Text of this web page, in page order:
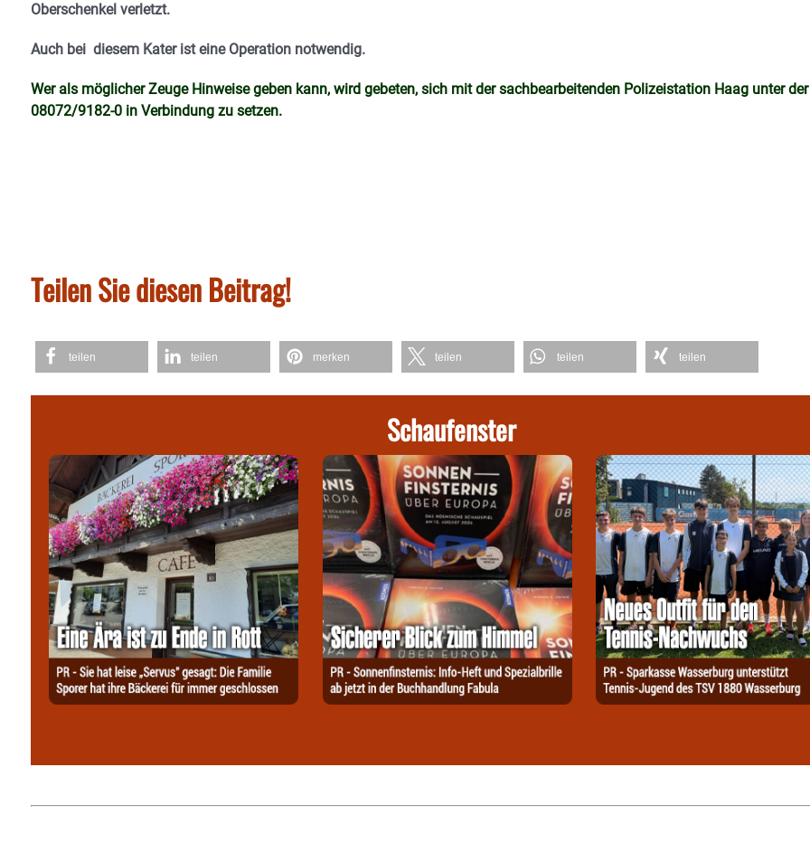
Oberschenkel verletzt.
Auch bei diesem Kater ist eine Operation notwendig.
Wer als möglicher Zeuge Hinweise geben kann, wird gebeten, sich mit der sachbearbeitenden Polizeistation Haag unter der
08072/9182-0 in Verbindung zu setzen.
Teilen Sie diesen Beitrag!
teilen teilen merken teilen teilen teilen
Schaufenster